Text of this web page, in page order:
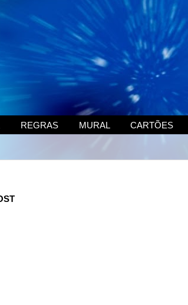
REGRAS MURAL CARTÕES